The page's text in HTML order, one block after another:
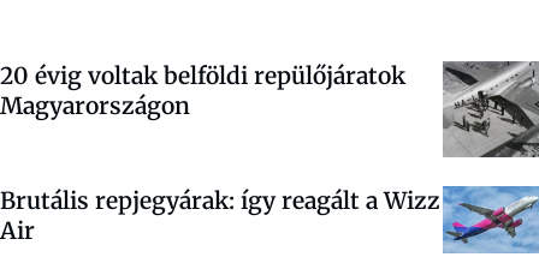
20 évig voltak belföldi repülőjáratok
Magyarországon
Brutális repjegyárak: így reagált a Wizz
Air